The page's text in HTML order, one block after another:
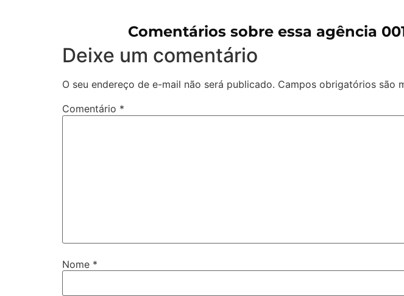
Comentários sobre essa agência
Deixe um comentário
O seu endereço de e-mail não será publicado. Campos obrigatórios são
Comentário *
Nome *